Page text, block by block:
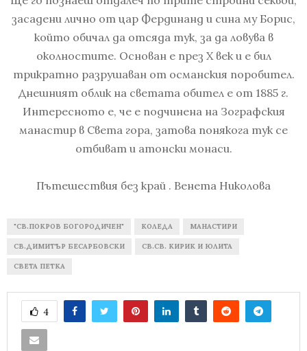
засадени лично от цар Фердинанд и сина му Борис,
който обичал да отсяда тук, за да ловува в
околностите. Основан е през X век и е бил
трикратно разрушаван от османския поробител.
Днешният облик на светата обител е от 1885 г.
Интересното е, че е подчинена на Зографския
манастир в Света гора, затова понякога тук се
отбиват и атонски монаси.
Пътешествия без край . Венета Николова
"СВ.ПОКРОВ БОГОРОДИЧЕН" КОЛЕДА МАНАСТИРИ
СВ.ДИМИТЪР БЕСАРБОВСКИ СВ.СВ. КИРИК И ЮЛИТА
СВЕТА ПЕТКА
4